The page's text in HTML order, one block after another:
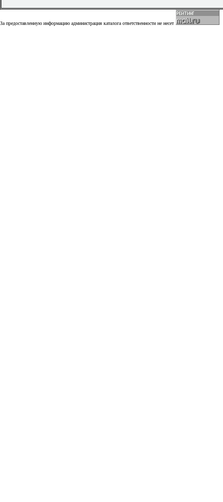
За предоставленную информацию администрация каталога ответственности не несет